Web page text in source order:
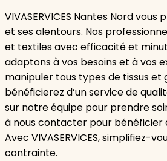
VIVASERVICES Nantes Nord
et ses alentours. Nos
et textiles avec efficacité et
adaptons à vos besoins et à vos
manipuler tous types de tissus
bénéficierez d’un service de
sur notre équipe pour prendre
à nous contacter pour bénéficier
Avec VIVASERVICES,
contrainte.